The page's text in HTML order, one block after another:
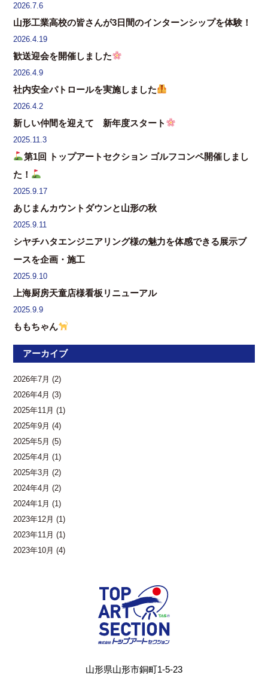
2026.7.6
山形工業高校の皆さんが3日間のインターンシップを体験！
2026.4.19
歓送迎会を開催しました
2026.4.9
社内安全パトロールを実施しました
2026.4.2
新しい仲間を迎えて 新年度スタート
2025.11.3
第1回 トップアートセクション ゴルフコンペ開催しまし
た！
2025.9.17
あじまんカウントダウンと山形の秋
2025.9.11
シヤチハタエンジニアリング様の魅力を体感できる展示ブ
ースを企画・施工
2025.9.10
上海厨房天童店様看板リニューアル
2025.9.9
ももちゃん
アーカイブ
2026年7月 (2)
2026年4月 (3)
2025年11月 (1)
2025年9月 (4)
2025年5月 (5)
2025年4月 (1)
2025年3月 (2)
2024年4月 (2)
2024年1月 (1)
2023年12月 (1)
2023年11月 (1)
2023年10月 (4)
山形県山形市銅町1-5-23